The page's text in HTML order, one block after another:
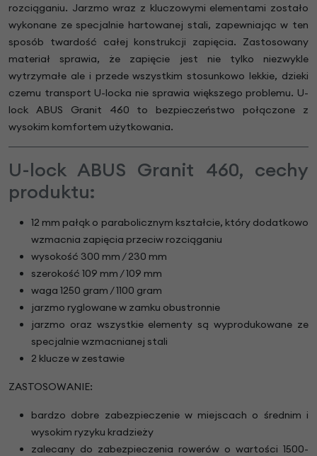
rozciąganiu. Jarzmo wraz z kluczowymi elementami zostało
wykonane ze specjalnie hartowanej stali, zapewniając w ten
sposób twardość całej konstrukcji zapięcia. Zastosowany
materiał sprawia, że zapięcie jest nie tylko niezwykle
wytrzymałe ale i przede wszystkim stosunkowo lekkie, dzieki
czemu transport U-locka nie sprawia większego problemu. U-
lock ABUS Granit 460 to bezpieczeństwo połączone z
wysokim komfortem użytkowania.
U-lock ABUS Granit 460, cechy
produktu:
12 mm pałąk o parabolicznym kształcie, który dodatkowo
wzmacnia zapięcia przeciw rozciąganiu
wysokość 300 mm / 230 mm
szerokość 109 mm / 109 mm
waga 1250 gram / 1100 gram
jarzmo ryglowane w zamku obustronnie
jarzmo oraz wszystkie elementy są wyprodukowane ze
specjalnie wzmacnianej stali
2 klucze w zestawie
ZASTOSOWANIE:
bardzo dobre zabezpieczenie w miejscach o średnim i
wysokim ryzyku kradzieży
zalecany do zabezpieczenia rowerów o wartości 1500-